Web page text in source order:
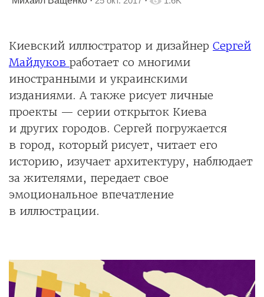
Киевский иллюстратор и дизайнер Сергей
Майдуков работает со многими
иностранными и украинскими
изданиями. А также рисует личные
проекты — серии открыток Киева
и других городов. Сергей погружается
в город, который рисует, читает его
историю, изучает архитектуру, наблюдает
за жителями, передает свое
эмоциональное впечатление
в иллюстрации.